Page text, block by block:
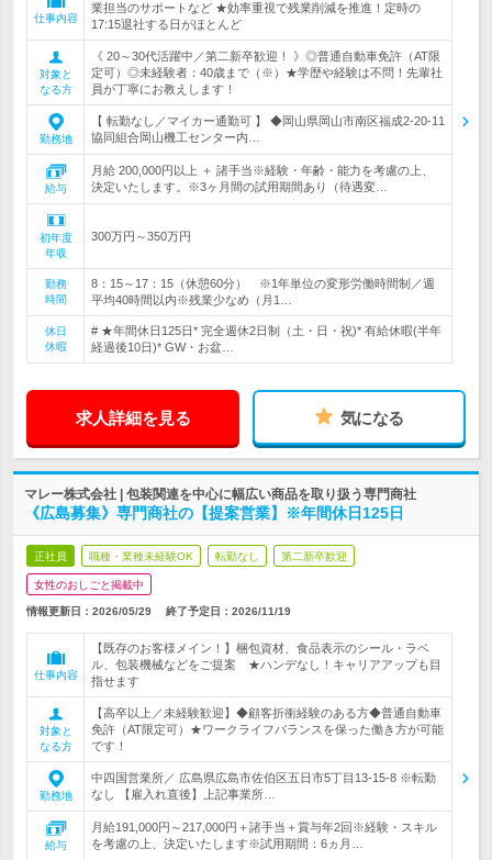
仕事内容
業担当のサポートなど ★効率重視で残業削減を推進！定時の
17:15退社する日がほとんど
対象と
なる方
《 20～30代活躍中／第二新卒歓迎！ 》◎普通自動車免許（AT限
定可）◎未経験者：40歳まで（※）★学歴や経験は不問！先輩社
員が丁寧にお教えします！
勤務地
【 転勤なし／マイカー通勤可 】 ◆岡山県岡山市南区福成2-20-11
協同組合岡山機工センター内…
給与
月給 200,000円以上 ＋ 諸手当※経験・年齢・能力を考慮の上、
決定いたします。※3ヶ月間の試用期間あり（待遇変…
初年度
年収
300万円～350万円
勤務
時間
8：15～17：15（休憩60分） ※1年単位の変形労働時間制／週
平均40時間以内※残業少なめ（月1…
休日
休暇
# ★年間休日125日* 完全週休2日制（土・日・祝)* 有給休暇(半年
経過後10日)* GW・お盆…
求人詳細を見る 気になる
マレー株式会社 | 包装関連を中心に幅広い商品を取り扱う専門商社
《広島募集》専門商社の【提案営業】※年間休日125日
正社員 職種・業種未経験OK 転勤なし 第二新卒歓迎
女性のおしごと掲載中
情報更新日：2026/05/29 終了予定日： 2026/11/19
仕事内容
【既存のお客様メイン！】梱包資材、食品表示のシール・ラベ
ル、包装機械などをご提案 ★ハンデなし！キャリアアップも目
指せます
対象と
なる方
【高卒以上／未経験歓迎】◆顧客折衝経験のある方◆普通自動車
免許（AT限定可）★ワークライフバランスを保った働き方が可能
です！
勤務地
中四国営業所／ 広島県広島市佐伯区五日市5丁目13-15-8 ※転勤
なし 【雇入れ直後】上記事業所…
給与
月給191,000円～217,000円＋諸手当＋賞与年2回※経験・スキル
を考慮の上、決定いたします※試用期間：6ヵ月…